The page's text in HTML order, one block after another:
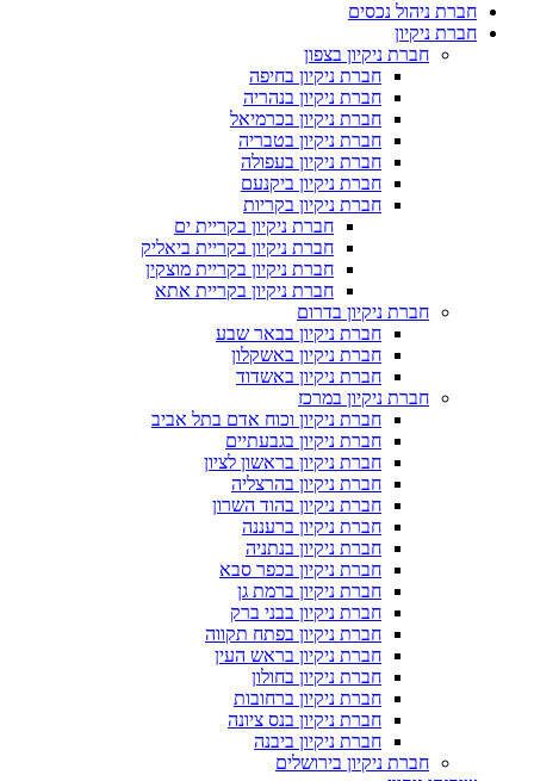
חברת ניהול נכסים
חברת ניקיון
חברת ניקיון בצפון
חברת ניקיון בחיפה
חברת ניקיון בנהריה
חברת ניקיון בכרמיאל
חברת ניקיון בטבריה
חברת ניקיון בעפולה
חברת ניקיון ביקנעם
חברת ניקיון בקריות
חברת ניקיון בקריית ים
חברת ניקיון בקריית ביאליק
חברת ניקיון בקריית מוצקין
חברת ניקיון בקריית אתא
חברת ניקיון בדרום
חברת ניקיון בבאר שבע
חברת ניקיון באשקלון
חברת ניקיון באשדוד
חברת ניקיון במרכז
חברת ניקיון וכוח אדם בתל אביב
חברת ניקיון בגבעתיים
חברת ניקיון בראשון לציון
חברת ניקיון בהרצליה
חברת ניקיון בהוד השרון
חברת ניקיון ברעננה
חברת ניקיון בנתניה
חברת ניקיון בכפר סבא
חברת ניקיון ברמת גן
חברת ניקיון בבני ברק
חברת ניקיון בפתח תקווה
חברת ניקיון בראש העין
חברת ניקיון בחולון
חברת ניקיון ברחובות
חברת ניקיון בנס ציונה
חברת ניקיון ביבנה
חברת ניקיון בירושלים